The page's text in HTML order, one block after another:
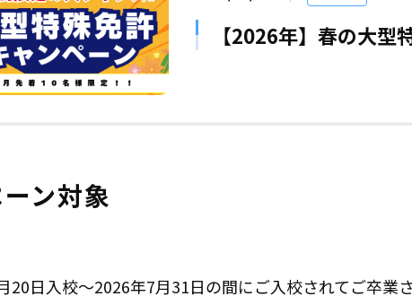
【2026年】春の大型
ン対象
20日入校～2026年7月31日の間にご入校されてご卒業